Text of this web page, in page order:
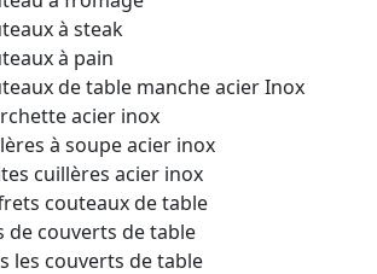
à steak
à pain
de table manche acier Inox
acier inox
à soupe acier inox
cuillères acier inox
couteaux de table
de couverts de table
les couverts de table